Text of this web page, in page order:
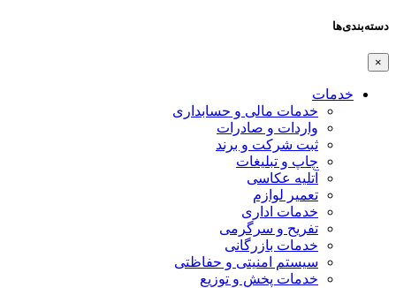
دسته‌بندی‌ها
×
خدمات
خدمات مالی و حسابداری
واردات و صادرات
ثبت شرکت و برند
چاپ و تبلیغات
آتلیه عکاسی
تعمیر لوازم
خدمات اداری
تفریح و سرگرمی
خدمات بازرگانی
سیستم امنیتی و حفاظتی
خدمات پخش و توزیع